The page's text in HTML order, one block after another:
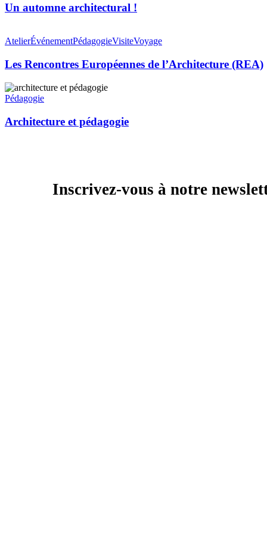
!Un automne architectural !
Rencontres
de
l’Architecture
(REA)
AtelierÉvénementPédagogieVisiteVoyage
Les Rencontres Européennes de l’Architecture (REA)
Architecture
et
Pédagogie
Architecture et pédagogie
Inscrivez-vous à notre